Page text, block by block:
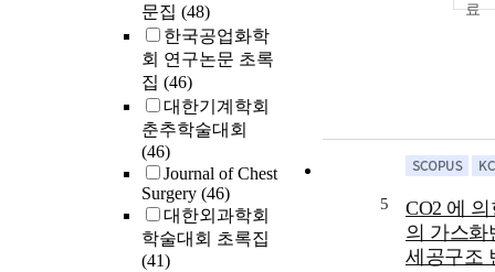
문집 (48)
한국공업화학
회 연구논문 초록
집 (46)
대한기계학회
춘추학술대회
(46)
Journal of Chest
Surgery (46)
대한외과학회
학술대회 초록집
(41)
5
CO2 에 의
의 가스화
세공구조